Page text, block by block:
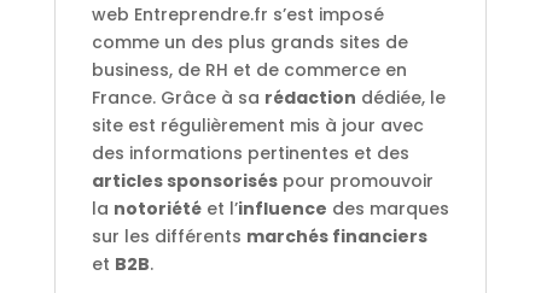
web Entreprendre.fr s’est imposé
comme un des plus grands sites de
business, de RH et de commerce en
France. Grâce à sa rédaction dédiée, le
site est régulièrement mis à jour avec
des informations pertinentes et des
articles sponsoriséspour promouvoir
la notoriétéet l’influence des marques
sur les différents marchés financiers
et B2B.